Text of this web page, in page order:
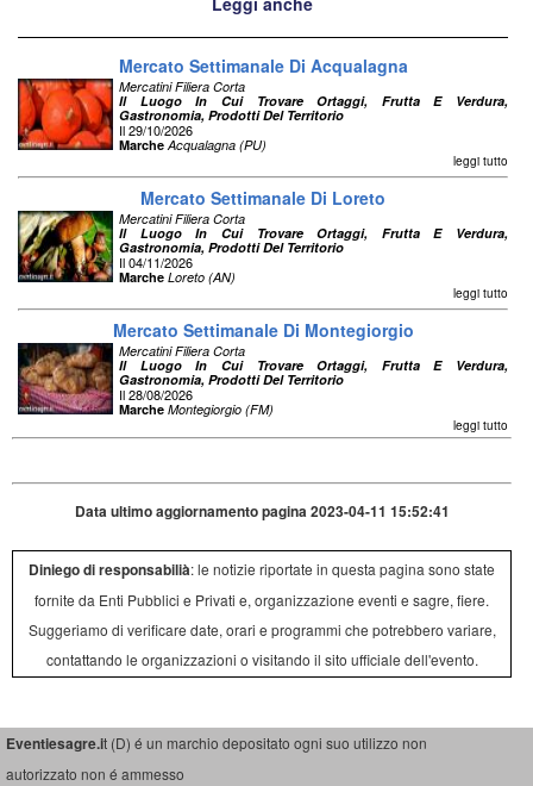
Mercato Settimanale Di Acqualagna
Mercatini Filiera Corta
Il Luogo In Cui Trovare Ortaggi, Frutta E Verdura,
Gastronomia, Prodotti Del Territorio
Il 29/10/2026
Marche Acqualagna (PU)
leggi tutto
Mercato Settimanale Di Loreto
Mercatini Filiera Corta
Il Luogo In Cui Trovare Ortaggi, Frutta E Verdura,
Gastronomia, Prodotti Del Territorio
Il 04/11/2026
Marche Loreto (AN)
leggi tutto
Mercato Settimanale Di Montegiorgio
Mercatini Filiera Corta
Il Luogo In Cui Trovare Ortaggi, Frutta E Verdura,
Gastronomia, Prodotti Del Territorio
Il 28/08/2026
Marche Montegiorgio (FM)
leggi tutto
Data ultimo aggiornamento pagina 2023-04-11 15:52:41
Diniego di responsabilià: le notizie riportate in questa pagina sono state
fornite da Enti Pubblici e Privati e, organizzazione eventi e sagre, fiere.
Suggeriamo di verificare date, orari e programmi che potrebbero variare,
contattando le organizzazioni o visitando il sito ufficiale dell'evento.
Eventiesagre.it (D) é un marchio depositato ogni suo utilizzo non
autorizzato non é ammesso